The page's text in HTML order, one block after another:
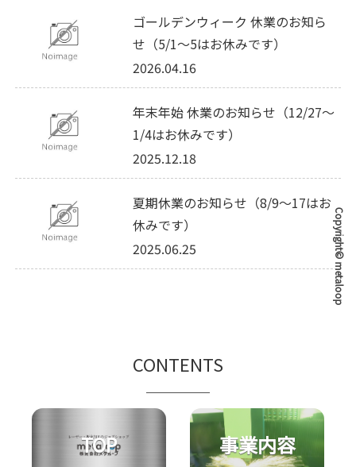
ゴールデンウィーク 休業のお知ら
せ（5/1～5はお休みです）
2026.04.16
年末年始 休業のお知らせ（12/27～
1/4はお休みです）
2025.12.18
夏期休業のお知らせ（8/9～17はお
休みです）
2025.06.25
CONTENTS
TOP 事業内容
Copyright© metaloop